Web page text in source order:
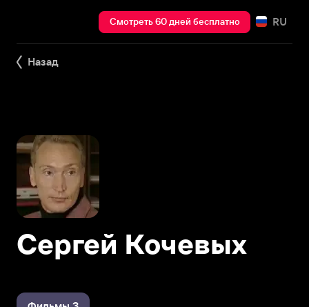
Смотреть 60 дней бесплатно RU
Назад
Сергей Кочевых